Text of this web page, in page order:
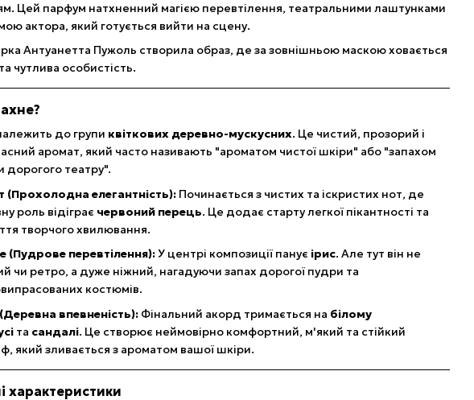
Цей парфум натхненний магією перевтілення, театральними лаштунками
актора, який готується вийти на сцену.
Антуанетта Пужоль створила образ, де за зовнішньою маскою ховається
чутлива особистість.
до групи квіткових деревно-мускусних. Це чистий, прозорий і
аромат, який часто називають "ароматом чистої шкіри" або "запахом
дорогого театру".
(Прохолодна елегантність): Починається з чистих та іскристих нот, де
роль відіграє червоний перець. Це додає старту легкої пікантності та
творчого хвилювання.
(Пудрове перевтілення):У центрі композиції панує ірис. Але тут він не
чи ретро, а дуже ніжний, нагадуючи запах дорогої пудри та
костюмів.
впевненість): Фінальний акорд тримається на білому
та сандалі. Це створює неймовірно комфортний, м'який та стійкий
який зливається з ароматом вашої шкіри.
характеристики